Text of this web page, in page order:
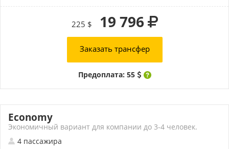
225 $ 19 796
Заказать трансфер
Предоплата: 55
Economy
Экономичный вариант для компании до 3-4 человек.
4 пассажира